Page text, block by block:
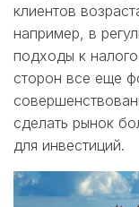
клиентов
например, в
подходы к
сторон все еще
сделать рынок
для инвестиций.